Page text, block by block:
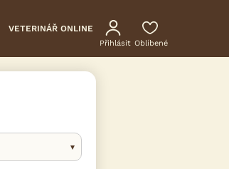
VETERINÁŘ ONLINE
Přihlásit Oblíbené